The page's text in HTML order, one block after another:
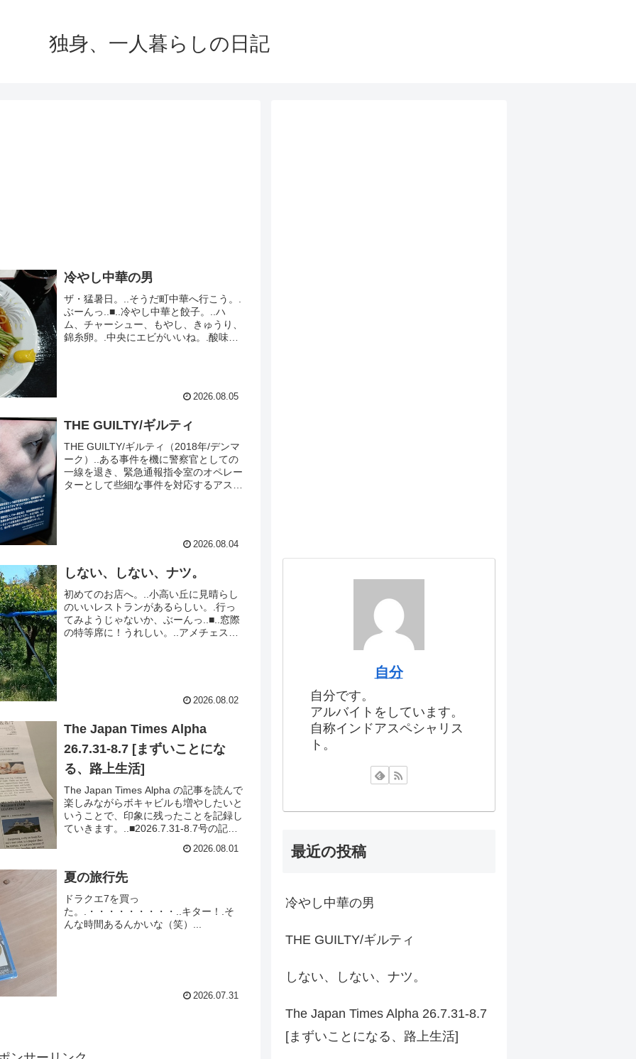
独身、一人暮らしの日記
冷やし中華の男
ザ・猛暑日。..そうだ町中華へ行こう。.
ぶーんっ..■..冷やし中華と餃子。..ハ
ム、チャーシュー、もやし、きゅうり、
錦糸卵。.中央にエビがいいね。.酸味と
町中華はいいな。.安くて早くてうま
2026.08.05
THE GUILTY/ギルティ
THE GUILTY/ギルティ（2018年/デンマ
ーク）..ある事件を機に警察官としての
一線を退き、緊急通報指令室のオペレー
ターとして些細な事件を対応するアスガ
NEXTより）..コメントで教えて頂いた
てる、ドキドキハラハラ...
2026.08.04
しない、しない、ナツ。
初めてのお店へ。..小高い丘に見晴らし
のいいレストランがあるらしい。.行っ
てみようじゃないか、ぶーんっ..■..窓際
の特等席に！うれしい。..アメチェスカ
ト...本日のタルト。アイスとパンナコッ
ーユ生地でクリー...
2026.08.02
The Japan Times Alpha
26.7.31-8.7 [まずいことにな
る、路上生活]
The Japan Times Alpha の記事を読んで
楽しみながらボキャビルも増やしたいと
いうことで、印象に残ったことを記録し
ていきます。..■2026.7.31-8.7号の記事
ンのロゴを巡る訴訟。.中国の裁判所が
き。..びっくりしすぎて、内容が入って
こなかったわ（笑）.■.あとはワールド
ニュース、京都の祇...
2026.08.01
夏の旅行先
ドラクエ7を買っ
た。.・・・・・・・・・..キター！.そ
んな時間あるんかいな（笑）...
2026.07.31
自分
自分です。
アルバイトをしています。
自称インドアスペシャリス
ト。
最近の投稿
冷やし中華の男
THE GUILTY/ギルティ
しない、しない、ナツ。
The Japan Times Alpha 26.7.31-8.7
[まずいことになる、路上生活]